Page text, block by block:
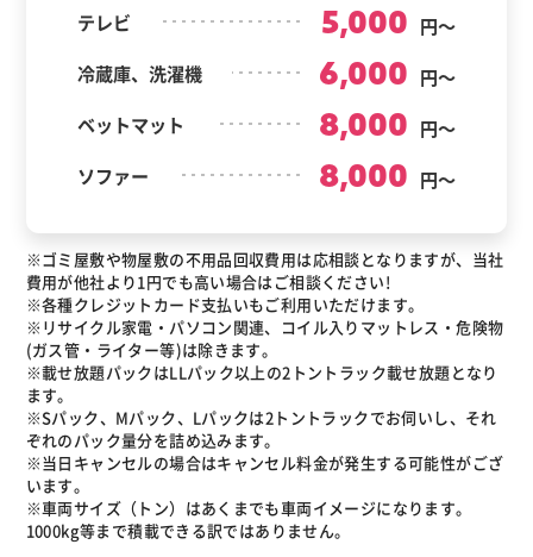
テレビ
5,000 円～
冷蔵庫、洗濯機
6,000 円～
ベットマット
8,000 円～
ソファー
8,000 円～
※ゴミ屋敷や物屋敷の不用品回収費用は応相談となりますが、当社
費用が他社より1円でも高い場合はご相談ください!
※各種クレジットカード支払いもご利用いただけます。
※リサイクル家電・パソコン関連、コイル入りマットレス・危険物
(ガス管・ライター等)は除きます。
※載せ放題パックはLLパック以上の2トントラック載せ放題となり
ます。
※Sパック、Mパック、Lパックは2トントラックでお伺いし、それ
ぞれのパック量分を詰め込みます。
※当日キャンセルの場合はキャンセル料金が発生する可能性がござ
います。
※車両サイズ（トン）はあくまでも車両イメージになります。
1000kg等まで積載できる訳ではありません。